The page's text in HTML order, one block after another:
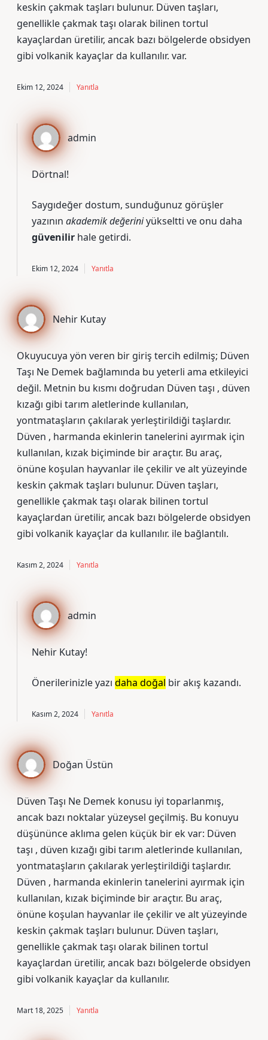
keskin çakmak taşları bulunur. Düven taşları,
genellikle çakmak taşı olarak bilinen tortul
kayaçlardan üretilir, ancak bazı bölgelerde obsidyen
gibi volkanik kayaçlar da kullanılır. var.
Ekim 12, 2024 Yanıtla
admin
Dörtnal!
Saygıdeğer dostum, sunduğunuz görüşler
yazının akademik değeriniyükseltti ve onu daha
güvenilir hale getirdi.
Ekim 12, 2024 Yanıtla
Nehir Kutay
Okuyucuya yön veren bir giriş tercih edilmiş; Düven
Taşı Ne Demek bağlamında bu yeterli ama etkileyici
değil. Metnin bu kısmı doğrudan Düven taşı , düven
kızağı gibi tarım aletlerinde kullanılan,
yontmataşların çakılarak yerleştirildiği taşlardır.
Düven , harmanda ekinlerin tanelerini ayırmak için
kullanılan, kızak biçiminde bir araçtır. Bu araç,
önüne koşulan hayvanlar ile çekilir ve alt yüzeyinde
keskin çakmak taşları bulunur. Düven taşları,
genellikle çakmak taşı olarak bilinen tortul
kayaçlardan üretilir, ancak bazı bölgelerde obsidyen
gibi volkanik kayaçlar da kullanılır. ile bağlantılı.
Kasım 2, 2024 Yanıtla
admin
Nehir Kutay!
Önerilerinizle yazı daha doğal bir akış kazandı.
Kasım 2, 2024 Yanıtla
Doğan Üstün
Düven Taşı Ne Demek konusu iyi toparlanmış,
ancak bazı noktalar yüzeysel geçilmiş. Bu konuyu
düşününce aklıma gelen küçük bir ek var: Düven
taşı , düven kızağı gibi tarım aletlerinde kullanılan,
yontmataşların çakılarak yerleştirildiği taşlardır.
Düven , harmanda ekinlerin tanelerini ayırmak için
kullanılan, kızak biçiminde bir araçtır. Bu araç,
önüne koşulan hayvanlar ile çekilir ve alt yüzeyinde
keskin çakmak taşları bulunur. Düven taşları,
genellikle çakmak taşı olarak bilinen tortul
kayaçlardan üretilir, ancak bazı bölgelerde obsidyen
gibi volkanik kayaçlar da kullanılır.
Mart 18, 2025 Yanıtla